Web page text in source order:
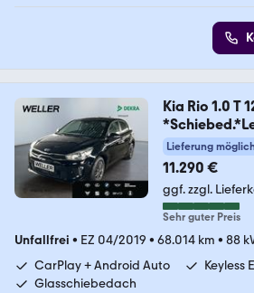
Kia Rio 1.0 T
Lieferung
11.290 €
ggf. zzgl.
Sehr guter Preis
Unfallfrei • EZ 04/2019 • 68.014 km • 88
CarPlay + Android Auto
Keyless
Glasschiebedach